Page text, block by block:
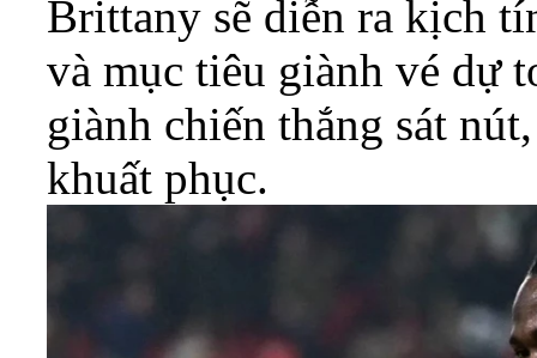
Brittany sẽ diễn ra kịch
và mục tiêu giành vé dự
giành chiến thắng sát
khuất phục.